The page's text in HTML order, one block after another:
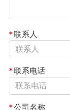
*联系人
*联系电话
*公司名称